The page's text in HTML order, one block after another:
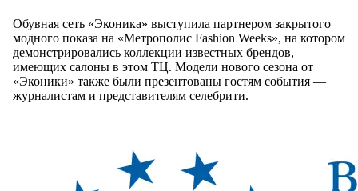
Обувная сеть «Эконика» выступила партнером закрытого
модного показа на «Метрополис Fashion Weeks», на котором
демонстрировались коллекции известных брендов,
имеющих салоны в этом ТЦ. Модели нового сезона от
«Эконики» также были презентованы гостям события —
журналистам и представителям селебрити.